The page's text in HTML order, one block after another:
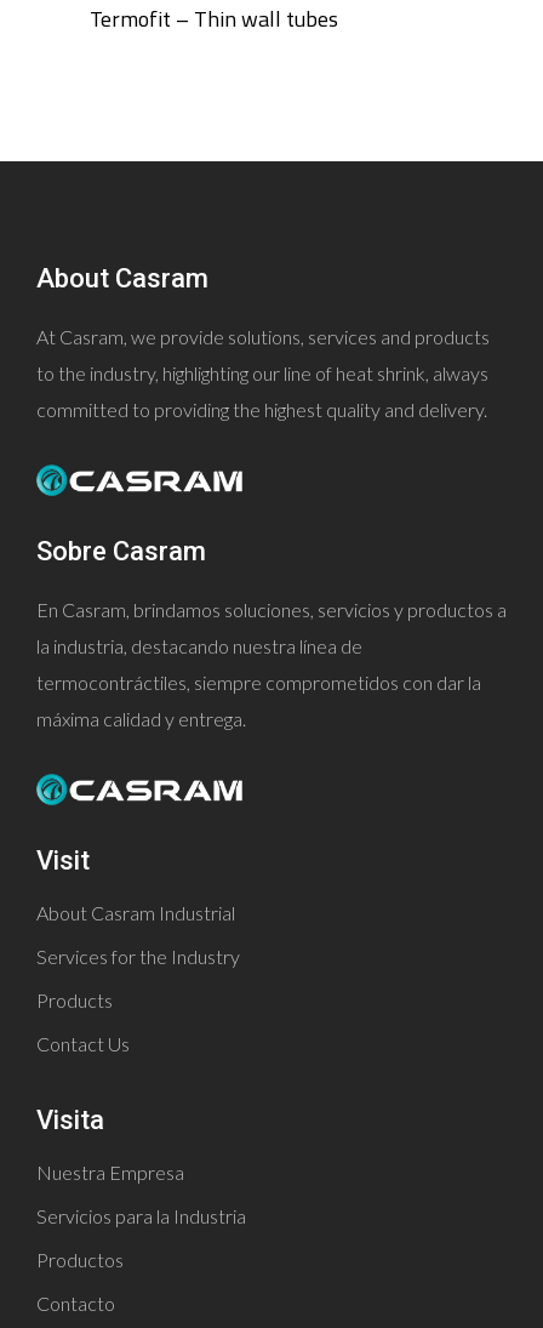
Termofit – Thin wall tubes
About Casram
At Casram, we provide solutions, services and products
to the industry, highlighting our line of heat shrink, always
committed to providing the highest quality and delivery.
Sobre Casram
En Casram, brindamos soluciones, servicios y productos a
la industria, destacando nuestra línea de
termocontráctiles, siempre comprometidos con dar la
máxima calidad y entrega.
Visit
About Casram Industrial
Services for the Industry
Products
Contact Us
Visita
Nuestra Empresa
Servicios para la Industria
Productos
Contacto